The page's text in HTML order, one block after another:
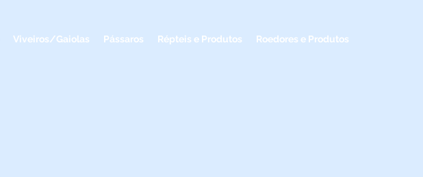
Viveiros/Gaiolas Pássaros Répteis e Produtos Roedores e Produtos